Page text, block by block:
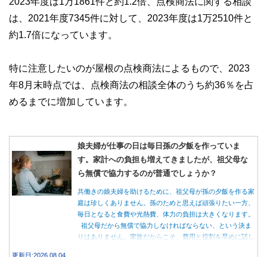
は、2021年度7345件に対して、2023年度は1万2510件と
約1.7倍になっています。
特に注意したいのが屋根の点検商法によるもので、2023
年8月末時点では、点検商法の相談全体のうち約36％を占
めるまでに増加しています。
娘夫婦が仕事の日は毎日孫の夕飯を作っていま
す。家計への負担も増えてきましたが、祖父母な
ら無償で協力するのが普通でしょうか？
共働きの娘夫婦を助けるために、祖父母が孫の夕飯を作る家
庭は珍しくありません。孫のためと思えば頑張りたい一方、
毎日となると食費や光熱費、体力の負担は大きくなります。
祖父母だから無償で協力しなければならない、という決ま
りはありません。家族だからこそ、費用と役割を早めに話し
更新日:2026.08.04